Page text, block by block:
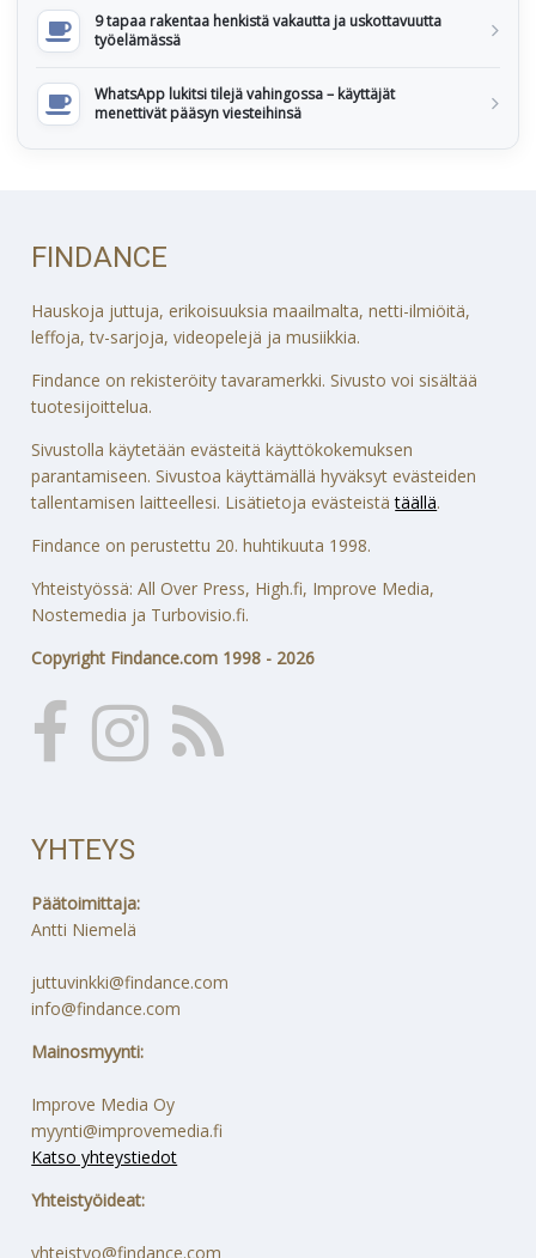
9 tapaa rakentaa henkistä vakautta ja uskottavuutta
työelämässä
WhatsApp lukitsi tilejä vahingossa – käyttäjät
menettivät pääsyn viesteihinsä
FINDANCE
Hauskoja juttuja, erikoisuuksia maailmalta, netti-ilmiöitä,
leffoja, tv-sarjoja, videopelejä ja musiikkia.
Findance on rekisteröity tavaramerkki. Sivusto voi sisältää
tuotesijoittelua.
Sivustolla käytetään evästeitä käyttökokemuksen
parantamiseen. Sivustoa käyttämällä hyväksyt evästeiden
tallentamisen laitteellesi. Lisätietoja evästeistätäällä.
Findance on perustettu 20. huhtikuuta 1998.
Yhteistyössä: All Over Press, High.fi, Improve Media,
Nostemedia ja Turbovisio.fi.
Copyright Findance.com 1998 - 2026
YHTEYS
Päätoimittaja:
Antti Niemelä
juttuvinkki@findance.com
info@findance.com
Mainosmyynti:
Improve Media Oy
myynti@improvemedia.fi
Katso yhteystiedot
Yhteistyöideat:
yhteistyo@findance.com